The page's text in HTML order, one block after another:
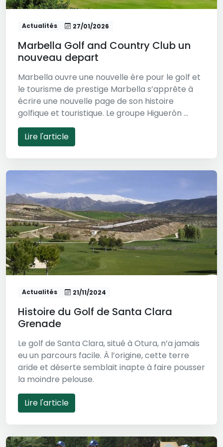
Actualités 27/01/2026
Marbella Golf and Country Club un
nouveau depart
Marbella ouvre une nouvelle ère pour le golf et
le tourisme de prestige Marbella s’apprête à
écrire une nouvelle page de son histoire
golfique et touristique. Le groupe Higuerón ...
Lire l'article
Actualités 21/11/2024
Histoire du Golf de Santa Clara
Grenade
Le golf de Santa Clara, situé à Otura, n’a jamais
eu un parcours facile. À l’origine, cette terre
aride et déserte semblait inapte à faire pousser
la moindre pelouse.
Lire l'article